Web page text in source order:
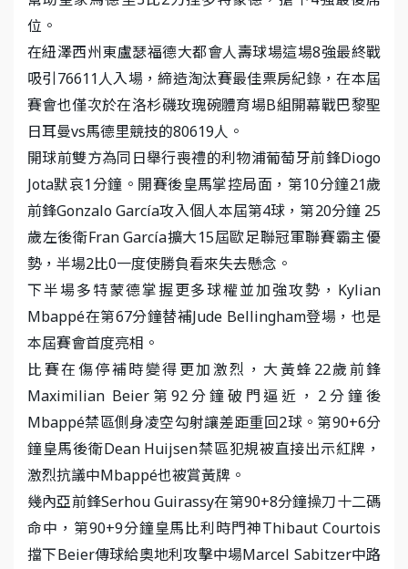
位。
在紐澤西州東盧瑟福德大都會人壽球場這場8強最終戰
吸引76611人入場，締造淘汰賽最佳票房紀錄，在本屆
賽會也僅次於在洛杉磯玫瑰碗體育場B組開幕戰巴黎聖
日耳曼vs馬德里競技的80619人。
開球前雙方為同日舉行喪禮的利物浦葡萄牙前鋒Diogo
Jota默哀1分鐘。開賽後皇馬掌控局面，第10分鐘21歲
前鋒Gonzalo García攻入個人本屆第4球，第20分鐘 25
歲左後衛Fran García擴大15屆歐足聯冠軍聯賽霸主優
勢，半場2比0一度使勝負看來失去懸念。
下半場多特蒙德掌握更多球權並加強攻勢，Kylian
Mbappé在第67分鐘替補Jude Bellingham登場，也是
本屆賽會首度亮相。
比賽在傷停補時變得更加激烈，大黃蜂22歲前鋒
Maximilian Beier第92分鐘破門逼近，2分鐘後
Mbappé禁區側身凌空勾射讓差距重回2球。第90+6分
鐘皇馬後衛Dean Huijsen禁區犯規被直接出示紅牌，
激烈抗議中Mbappé也被賞黃牌。
幾內亞前鋒Serhou Guirassy在第90+8分鐘操刀十二碼
命中，第90+9分鐘皇馬比利時門神Thibaut Courtois
擋下Beier傳球給奧地利攻擊中場Marcel Sabitzer中路